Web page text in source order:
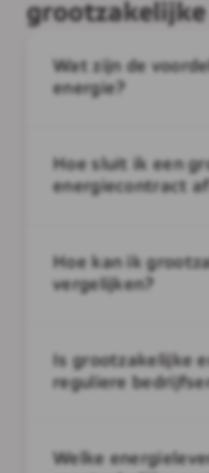
grootzakelijke
Wat zijn de
energie?
Hoe sluit ik een
energiecontract
Hoe kan ik
vergelijken?
Is grootzakelijke
reguliere
Welke